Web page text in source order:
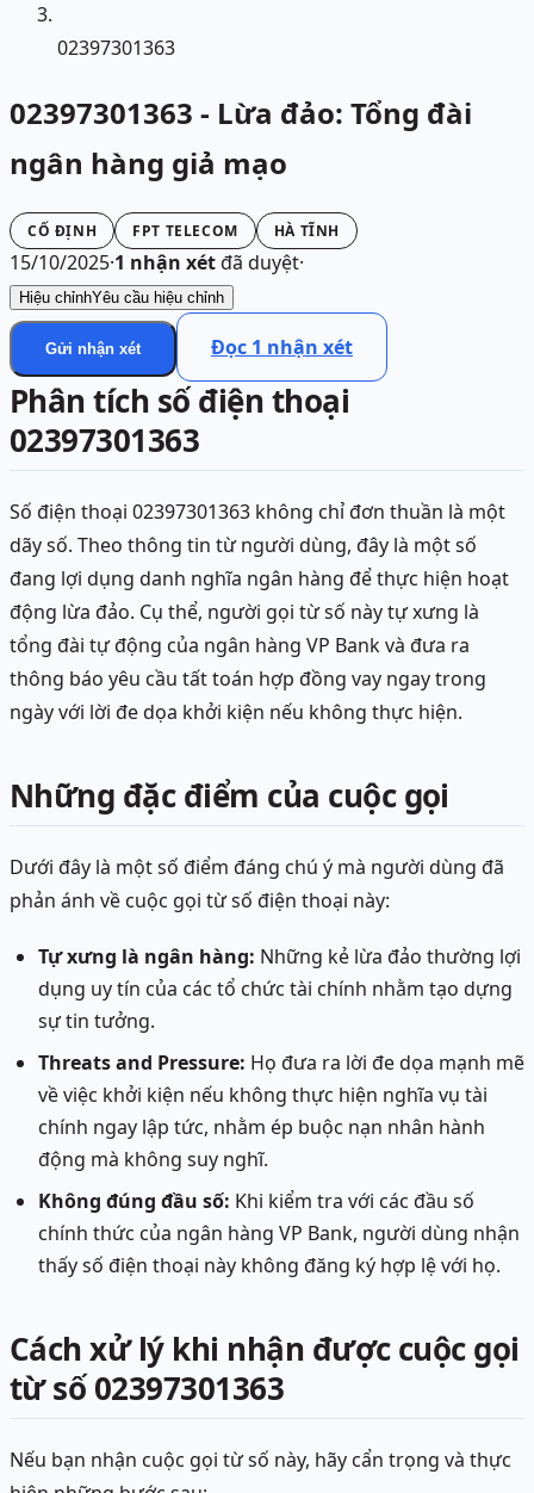
02397301363
02397301363 - Lừa đảo: Tổng đài
ngân hàng giả mạo
CỐ ĐỊNH FPT TELECOM HÀ TĨNH
15/10/2025·1 nhận xétđã duyệt·
Hiệu chỉnhYêu cầu hiệu chỉnh
Gửi nhận xét Đọc 1 nhận xét
Phân tích số điện thoại
02397301363
Số điện thoại 02397301363 không chỉ đơn thuần là một
dãy số. Theo thông tin từ người dùng, đây là một số
đang lợi dụng danh nghĩa ngân hàng để thực hiện hoạt
động lừa đảo. Cụ thể, người gọi từ số này tự xưng là
tổng đài tự động của ngân hàng VP Bank và đưa ra
thông báo yêu cầu tất toán hợp đồng vay ngay trong
ngày với lời đe dọa khởi kiện nếu không thực hiện.
Những đặc điểm của cuộc gọi
Dưới đây là một số điểm đáng chú ý mà người dùng đã
phản ánh về cuộc gọi từ số điện thoại này:
Tự xưng là ngân hàng: Những kẻ lừa đảo thường lợi
dụng uy tín của các tổ chức tài chính nhằm tạo dựng
sự tin tưởng.
Threats and Pressure: Họ đưa ra lời đe dọa mạnh mẽ
về việc khởi kiện nếu không thực hiện nghĩa vụ tài
chính ngay lập tức, nhằm ép buộc nạn nhân hành
động mà không suy nghĩ.
Không đúng đầu số: Khi kiểm tra với các đầu số
chính thức của ngân hàng VP Bank, người dùng nhận
thấy số điện thoại này không đăng ký hợp lệ với họ.
Cách xử lý khi nhận được cuộc gọi
từ số 02397301363
Nếu bạn nhận cuộc gọi từ số này, hãy cẩn trọng và thực